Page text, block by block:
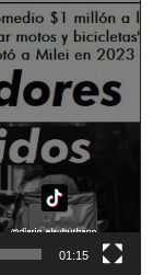
01:15